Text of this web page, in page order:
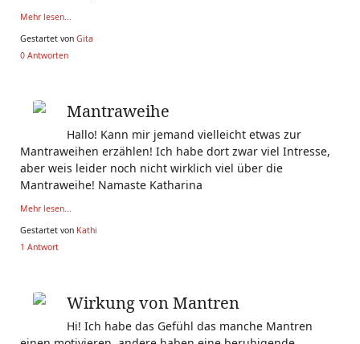
Mehr lesen...
Gestartet von Gita
0 Antworten
Mantraweihe
Hallo! Kann mir jemand vielleicht etwas zur
Mantraweihen erzählen! Ich habe dort zwar viel Intresse,
aber weis leider noch nicht wirklich viel über die
Mantraweihe! Namaste Katharina
Mehr lesen...
Gestartet von Kathi
1 Antwort
Wirkung von Mantren
Hi! Ich habe das Gefühl das manche Mantren